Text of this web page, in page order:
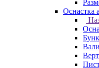
Оснастка